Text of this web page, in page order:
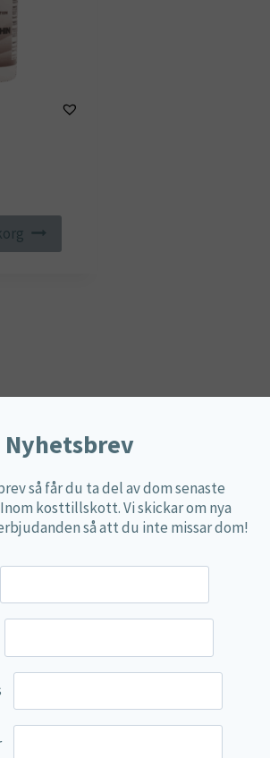
Nyhetsbrev
så får du ta del av dom senaste
kosttillskott. Vi skickar om nya
så att du inte missar dom!